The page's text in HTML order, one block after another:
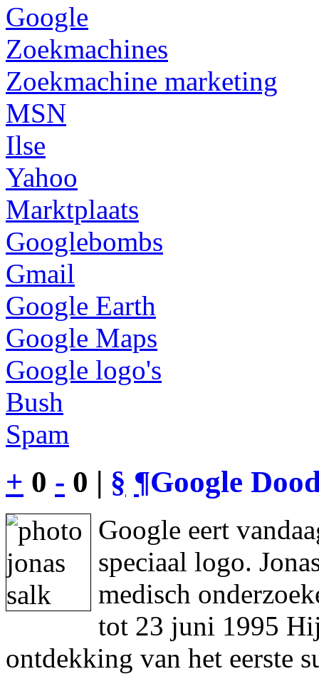
Google
Zoekmachines
Zoekmachine marketing
MSN
Ilse
Yahoo
Marktplaats
Googlebombs
Gmail
Google Earth
Google Maps
Google logo's
Bush
Spam
+ 0 - 0 | § ¶Google
Google eert
speciaal logo.
medisch
tot 23 juni 1995
ontdekking van het eerste